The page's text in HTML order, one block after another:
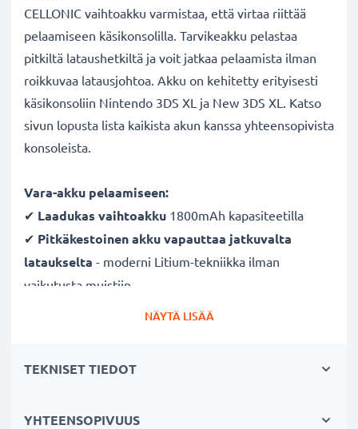
CELLONIC vaihtoakku varmistaa, että virtaa riittää
pelaamiseen käsikonsolilla. Tarvikeakku pelastaa
pitkiltä lataushetkiltä ja voit jatkaa pelaamista ilman
roikkuvaa latausjohtoa. Akku on kehitetty erityisesti
käsikonsoliin Nintendo 3DS XL ja New 3DS XL. Katso
sivun lopusta lista kaikista akun kanssa yhteensopivista
konsoleista.
Vara-akku pelaamiseen:
✔ Laadukas vaihtoakku 1800mAh kapasiteetilla
✔ Pitkäkestoinen akku vapauttaa jatkuvalta
lataukselta - moderni Litium-tekniikka ilman
vaikutusta muistiin
Taatusti turvallinen- suojattu oikosululta,
testataan erikseen
alkuperäisen akun Nintendo SPR-001, SPR-003, SPR-
NÄYTÄ LISÄÄ
TEKNISET TIEDOT
YHTEENSOPIVUUS